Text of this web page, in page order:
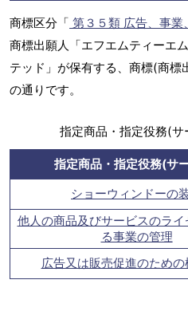
商標区分「 第３５類 広告、事業
商標出願人「エフエムティーエ
テッド」が保有する、商標(商
の通りです。
指定商品・指定役務(
指定商品・指定役務(サ
ショーウィンドーの
他人の商品及びサービスのラ
る事業の管理
広告又は販売促進のため